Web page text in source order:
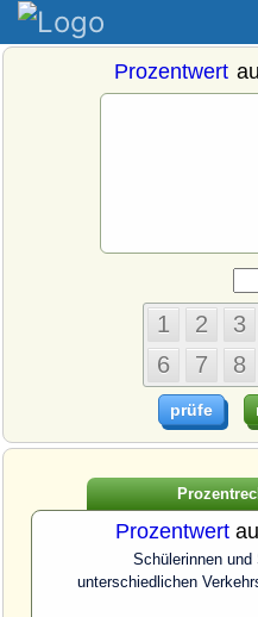
Prozentwert
Schülerinnen
unterschiedlichen
Prozentwert